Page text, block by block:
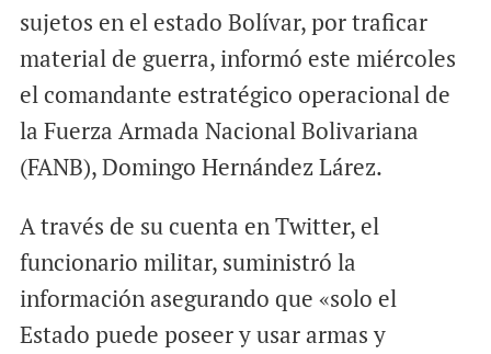
sujetos en el estado Bolívar, por traficar
material de guerra, informó este miércoles
el comandante estratégico operacional de
la Fuerza Armada Nacional Bolivariana
(FANB), Domingo Hernández Lárez.
A través de su cuenta en Twitter, el
funcionario militar, suministró la
información asegurando que «solo el
Estado puede poseer y usar armas y